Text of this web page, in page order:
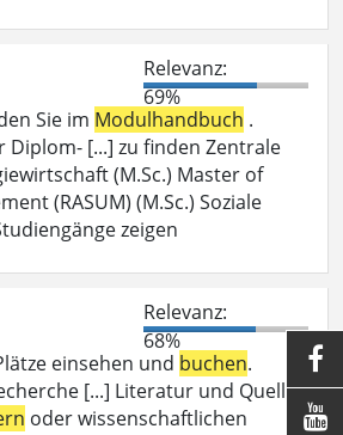
Relevanz:
69%
Sie im Modulhandbuch .
[...] zu finden Zentrale
(M.Sc.) Master of
(RASUM) (M.Sc.) Soziale
zeigen
Relevanz:
68%
einsehen und buchen.
[...] Literatur und Quellen
oder wissenschaftlichen

